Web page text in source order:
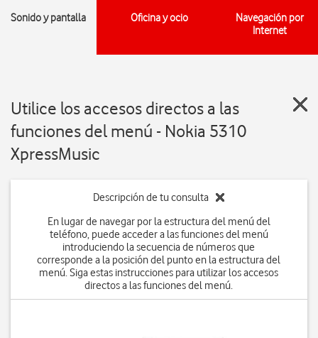
Sonido y pantalla Oficina y ocio
Navegación por
Internet
Utilice los accesos directos a las
funciones del menú - Nokia 5310
XpressMusic
Descripción de tu consulta
En lugar de navegar por la estructura del menú del
teléfono, puede acceder a las funciones del menú
introduciendo la secuencia de números que
corresponde a la posición del punto en la estructura del
menú. Siga estas instrucciones para utilizar los accesos
directos a las funciones del menú.